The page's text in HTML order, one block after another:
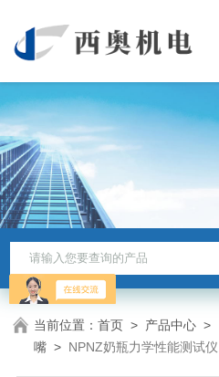
当前位置：首页 > 产品中心 >
嘴 > NPNZ奶瓶力学性能测试仪